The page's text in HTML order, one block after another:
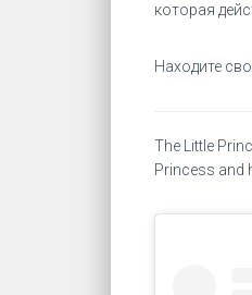
которая
Находите
The Little
Princess and